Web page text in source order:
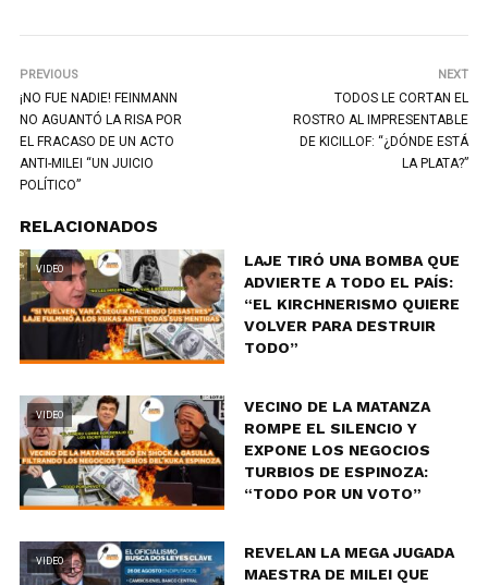
PREVIOUS
¡NO FUE NADIE! FEINMANN
NO AGUANTÓ LA RISA POR
EL FRACASO DE UN ACTO
ANTI-MILEI “UN JUICIO
POLÍTICO”
NEXT
TODOS LE CORTAN EL
ROSTRO AL IMPRESENTABLE
DE KICILLOF: “¿DÓNDE ESTÁ
LA PLATA?”
RELACIONADOS
VIDEO
LAJE TIRÓ UNA BOMBA QUE
ADVIERTE A TODO EL PAÍS:
“EL KIRCHNERISMO QUIERE
VOLVER PARA DESTRUIR
TODO”
VIDEO
VECINO DE LA MATANZA
ROMPE EL SILENCIO Y
EXPONE LOS NEGOCIOS
TURBIOS DE ESPINOZA:
“TODO POR UN VOTO”
VIDEO
REVELAN LA MEGA JUGADA
MAESTRA DE MILEI QUE